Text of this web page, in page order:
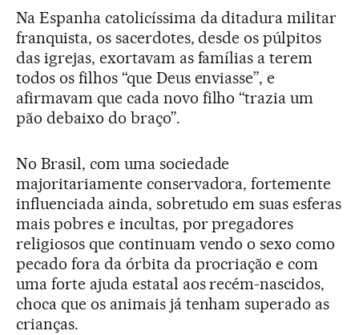
Na Espanha catolicíssima da ditadura militar
franquista, os sacerdotes, desde os púlpitos
das igrejas, exortavam as famílias a terem
todos os filhos “que Deus enviasse”, e
afirmavam que cada novo filho “trazia um
pão debaixo do braço”.
No Brasil, com uma sociedade
majoritariamente conservadora, fortemente
influenciada ainda, sobretudo em suas esferas
mais pobres e incultas, por pregadores
religiosos que continuam vendo o sexo como
pecado fora da órbita da procriação e com
uma forte ajuda estatal aos recém-nascidos,
choca que os animais já tenham superado as
crianças.